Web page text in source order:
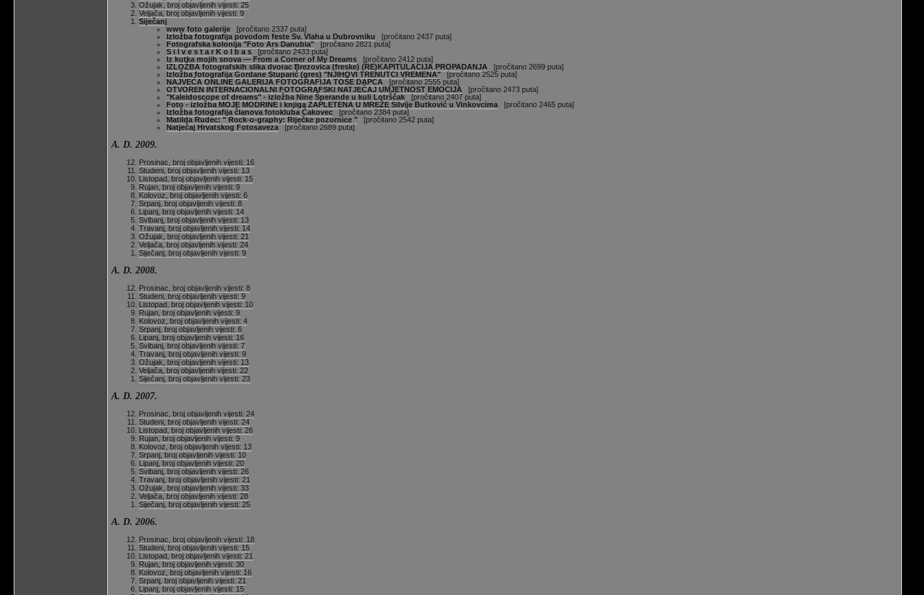
Ožujak, broj objavljenih vijesti: 25
Veljača, broj objavljenih vijesti: 9
Siječanj
www foto galerije [pročitano 2337 puta]
Izložba fotografija povodom feste Sv. Vlaha u Dubrovniku [pročitano 2437 puta]
Fotografska kolonija "Foto Ars Danubia"[pročitano 2821 puta]
S i l v e s t a r K o l b a s[pročitano 2433 puta]
Iz kutka mojih snova — From a Corner of My Dreams [pročitano 2412 puta]
IZLOŽBA fotografskih slika dvorac Brezovica (freske) (RE)KAPITULACIJA PROPADANJA [pročitano 2699 puta]
Izložba fotografija Gordane Stuparić (gres) "NJIHOVI TRENUTCI VREMENA"[pročitano 2525 puta]
NAJVEĆA ONLINE GALERIJA FOTOGRAFIJA TOŠE DAPCA[pročitano 2555 puta]
OTVOREN INTERNACIONALNI FOTOGRAFSKI NATJEČAJ UMJETNOST EMOCIJA [pročitano 2473 puta]
"Kaleidoscope of dreams" - izložba Nine Šperande u kuli Lotrščak[pročitano 2407 puta]
Foto - izložba MOJE MODRINE i knjiga ZAPLETENA U MREŽE Silvije Butković u Vinkovcima [pročitano 2465 puta]
Izložba fotografija članova fotokluba Čakovec[pročitano 2384 puta]
Matilda Rudec: " Rock-o-graphy: Riječke pozornice " [pročitano 2542 puta]
Natječaj Hrvatskog Fotosaveza[pročitano 2689 puta]
A. D. 2009.
Prosinac, broj objavljenih vijesti: 16
Studeni, broj objavljenih vijesti: 13
Listopad, broj objavljenih vijesti: 15
Rujan, broj objavljenih vijesti: 9
Kolovoz, broj objavljenih vijesti: 6
Srpanj, broj objavljenih vijesti: 8
Lipanj, broj objavljenih vijesti: 14
Svibanj, broj objavljenih vijesti: 13
Travanj, broj objavljenih vijesti: 14
Ožujak, broj objavljenih vijesti: 21
Veljača, broj objavljenih vijesti: 24
Siječanj, broj objavljenih vijesti: 9
A. D. 2008.
Prosinac, broj objavljenih vijesti: 8
Studeni, broj objavljenih vijesti: 9
Listopad, broj objavljenih vijesti: 10
Rujan, broj objavljenih vijesti: 9
Kolovoz, broj objavljenih vijesti: 4
Srpanj, broj objavljenih vijesti: 6
Lipanj, broj objavljenih vijesti: 16
Svibanj, broj objavljenih vijesti: 7
Travanj, broj objavljenih vijesti: 9
Ožujak, broj objavljenih vijesti: 13
Veljača, broj objavljenih vijesti: 22
Siječanj, broj objavljenih vijesti: 23
A. D. 2007.
Prosinac, broj objavljenih vijesti: 24
Studeni, broj objavljenih vijesti: 24
Listopad, broj objavljenih vijesti: 26
Rujan, broj objavljenih vijesti: 9
Kolovoz, broj objavljenih vijesti: 13
Srpanj, broj objavljenih vijesti: 10
Lipanj, broj objavljenih vijesti: 20
Svibanj, broj objavljenih vijesti: 26
Travanj, broj objavljenih vijesti: 21
Ožujak, broj objavljenih vijesti: 33
Veljača, broj objavljenih vijesti: 28
Siječanj, broj objavljenih vijesti: 25
A. D. 2006.
Prosinac, broj objavljenih vijesti: 18
Studeni, broj objavljenih vijesti: 15
Listopad, broj objavljenih vijesti: 21
Rujan, broj objavljenih vijesti: 30
Kolovoz, broj objavljenih vijesti: 16
Srpanj, broj objavljenih vijesti: 21
Lipanj, broj objavljenih vijesti: 15